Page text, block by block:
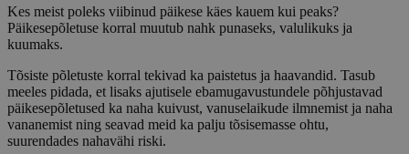
Kes meist poleks viibinud päikese käes kauem kui peaks?
Päikesepõletuse korral muutub nahk punaseks, valulikuks ja
kuumaks.
Tõsiste põletuste korral tekivad ka paistetus ja haavandid. Tasub
meeles pidada, et lisaks ajutisele ebamugavustundele põhjustavad
päikesepõletused ka naha kuivust, vanuselaikude ilmnemist ja naha
vananemist ning seavad meid ka palju tõsisemasse ohtu,
suurendades nahavähi riski.